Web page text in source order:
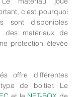
c'est pourquoi
sont disponibles
des matériaux de
protection élevée
offre différentes
de boitier. Le